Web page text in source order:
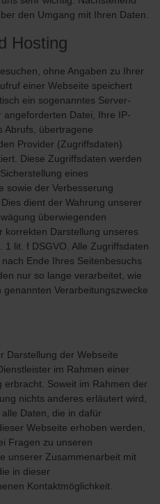
den Umgang mit Ihren Daten.
Hosting
ohne Angaben zu Ihrer
einer Webseite speichert
ein sogenanntes Server-
Datei, Ihre IP-
Abrufs, übertragene
Provider (Zugriffsdaten)
Diese Zugriffsdaten werden
eines
sowie der Verbesserung
dient der Wahrung unserer
überwiegenden
korrekten Darstellung unseres
lit. f DSGVO. Alle Zugriffsdaten
Ende Ihres Seitenbesuchs
nur so lange verarbeitet, wie
Verarbeitungszwecke
Darstellung der Webseite
im Rahmen einer
Soweit im Rahmen der
nichts anderes erläutert wird,
Daten, die in dafür
Webseite erhoben werden,
Fragen zu unseren
unserer Zusammenarbeit mit
in dieser
Kontaktmöglichkeit.